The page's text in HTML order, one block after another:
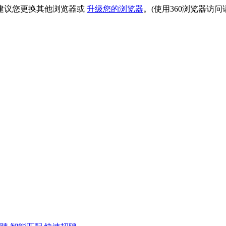
议您更换其他浏览器或 升级您的浏览器。(使用360浏览器访